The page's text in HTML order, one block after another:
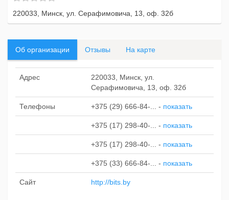
220033, Минск, ул. Серафимовича, 13, оф. 32б
Об организации Отзывы На карте
Адрес
220033, Минск, ул.
Серафимовича, 13, оф. 32б
Телефоны +375 (29) 666-84-... - показать
+375 (17) 298-40-... - показать
+375 (17) 298-40-... - показать
+375 (33) 666-84-... - показать
Сайт http://bits.by